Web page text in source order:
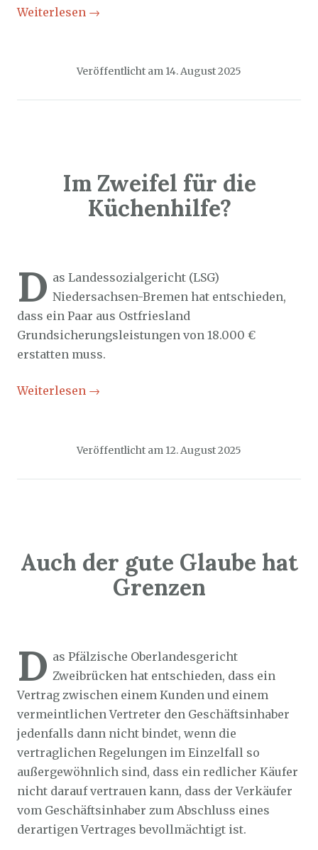
Weiterlesen →
Veröffentlicht am 14. August 2025
Im Zweifel für die
Küchenhilfe?
D as Landessozialgericht (LSG)
Niedersachsen-Bremen hat entschieden,
dass ein Paar aus Ostfriesland
Grundsicherungsleistungen von 18.000 €
erstatten muss.
Weiterlesen →
Veröffentlicht am 12. August 2025
Auch der gute Glaube hat
Grenzen
D as Pfälzische Oberlandesgericht
Zweibrücken hat entschieden, dass ein
Vertrag zwischen einem Kunden und einem
vermeintlichen Vertreter den Geschäftsinhaber
jedenfalls dann nicht bindet, wenn die
vertraglichen Regelungen im Einzelfall so
außergewöhnlich sind, dass ein redlicher Käufer
nicht darauf vertrauen kann, dass der Verkäufer
vom Geschäftsinhaber zum Abschluss eines
derartigen Vertrages bevollmächtigt ist.